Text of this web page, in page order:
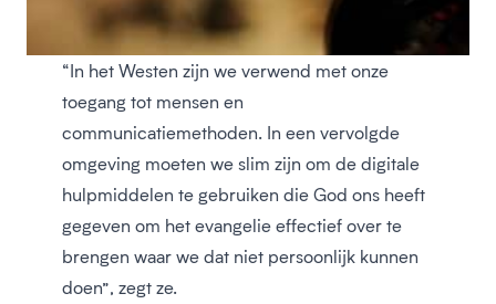
“In het Westen zijn we verwend met onze
toegang tot mensen en
communicatiemethoden. In een vervolgde
omgeving moeten we slim zijn om de digitale
hulpmiddelen te gebruiken die God ons heeft
gegeven om het evangelie effectief over te
brengen waar we dat niet persoonlijk kunnen
doen”, zegt ze.